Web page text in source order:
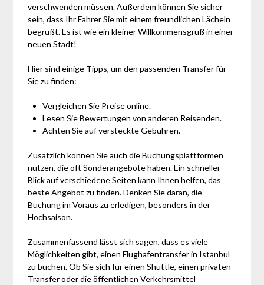
verschwenden müssen. Außerdem können Sie sicher
sein, dass Ihr Fahrer Sie mit einem freundlichen Lächeln
begrüßt. Es ist wie ein kleiner Willkommensgruß in einer
neuen Stadt!
Hier sind einige Tipps, um den passenden Transfer für
Sie zu finden:
Vergleichen Sie Preise online.
Lesen Sie Bewertungen von anderen Reisenden.
Achten Sie auf versteckte Gebühren.
Zusätzlich können Sie auch die Buchungsplattformen
nutzen, die oft Sonderangebote haben. Ein schneller
Blick auf verschiedene Seiten kann Ihnen helfen, das
beste Angebot zu finden. Denken Sie daran, die
Buchung im Voraus zu erledigen, besonders in der
Hochsaison.
Zusammenfassend lässt sich sagen, dass es viele
Möglichkeiten gibt, einen Flughafentransfer in Istanbul
zu buchen. Ob Sie sich für einen Shuttle, einen privaten
Transfer oder die öffentlichen Verkehrsmittel